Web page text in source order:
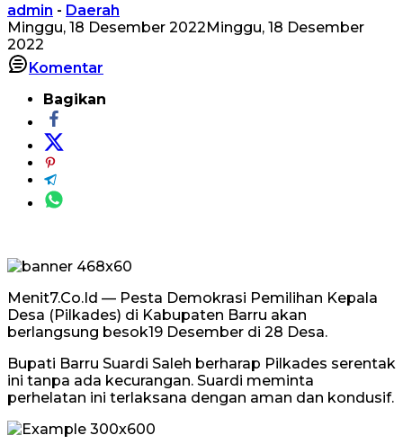
admin - Daerah
Minggu, 18 Desember 2022Minggu, 18 Desember
2022
Komentar
Bagikan
Menit7.Co.Id — Pesta Demokrasi Pemilihan Kepala
Desa (Pilkades) di Kabupaten Barru akan
berlangsung besok19 Desember di 28 Desa.
Bupati Barru Suardi Saleh berharap Pilkades serentak
ini tanpa ada kecurangan. Suardi meminta
perhelatan ini terlaksana dengan aman dan kondusif.